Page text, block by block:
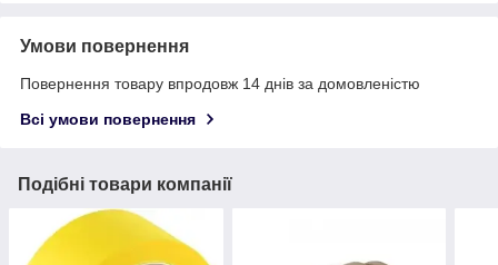
Умови повернення
Повернення товару впродовж 14 днів за домовленістю
Всі умови повернення
Подібні товари компанії